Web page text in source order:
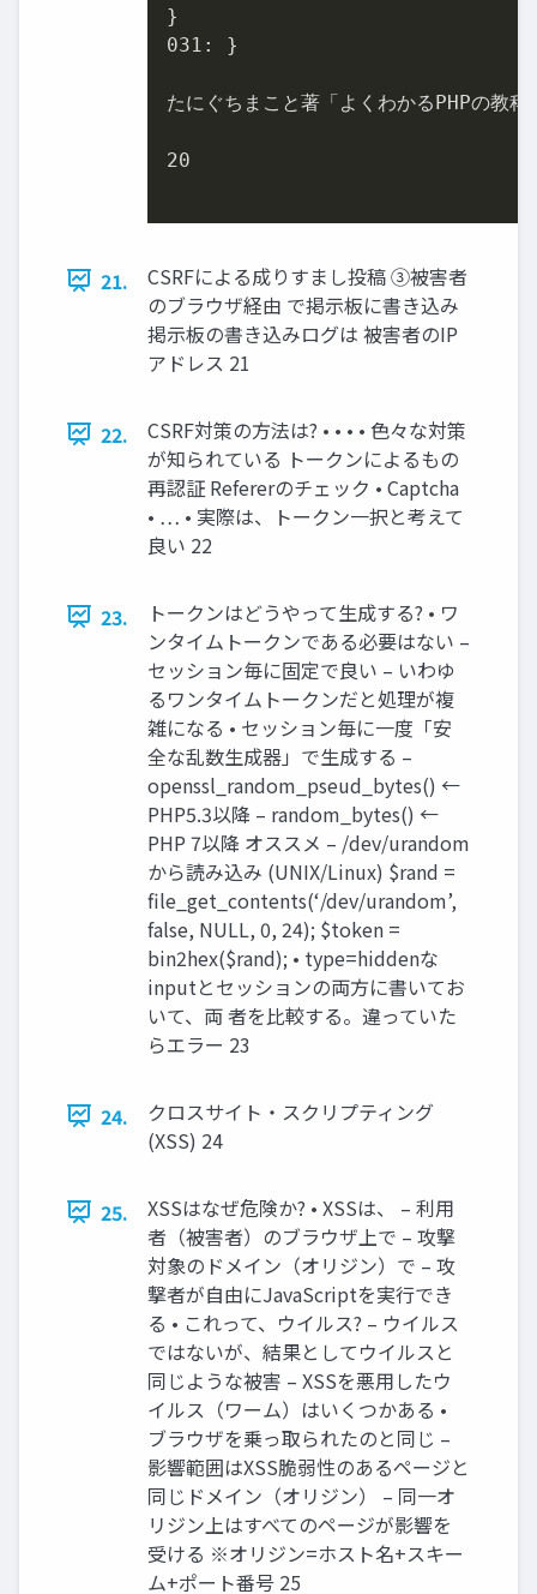
031 : }
たにぐちまこと著「よくわかるPHPの教科
20
21.
CSRFによる成りすまし投稿 ③被害者
のブラウザ経由 で掲示板に書き込み
掲示板の書き込みログは 被害者のIP
アドレス 21
22.
CSRF対策の方法は? • • • • 色々な対策
が知られている トークンによるもの
再認証 Refererのチェック • Captcha
• … • 実際は、トークン一択と考えて
良い 22
23.
トークンはどうやって生成する? • ワ
ンタイムトークンである必要はない –
セッション毎に固定で良い – いわゆ
るワンタイムトークンだと処理が複
雑になる • セッション毎に一度「安
全な乱数生成器」で生成する –
openssl_random_pseud_bytes() ←
PHP5.3以降 – random_bytes() ←
PHP 7以降 オススメ – /dev/urandom
から読み込み (UNIX/Linux) $rand =
file_get_contents(‘/dev/urandom’,
false, NULL, 0, 24); $token =
bin2hex($rand); • type=hiddenな
inputとセッションの両方に書いてお
いて、両 者を比較する。違っていた
らエラー 23
24.
クロスサイト・スクリプティング
(XSS) 24
25.
XSSはなぜ危険か? • XSSは、 – 利用
者（被害者）のブラウザ上で – 攻撃
対象のドメイン（オリジン）で – 攻
撃者が自由にJavaScriptを実行でき
る • これって、ウイルス? – ウイルス
ではないが、結果としてウイルスと
同じような被害 – XSSを悪用したウ
イルス（ワーム）はいくつかある •
ブラウザを乗っ取られたのと同じ –
影響範囲はXSS脆弱性のあるページと
同じドメイン（オリジン） – 同一オ
リジン上はすべてのページが影響を
受ける ※オリジン=ホスト名+スキー
ム+ポート番号 25